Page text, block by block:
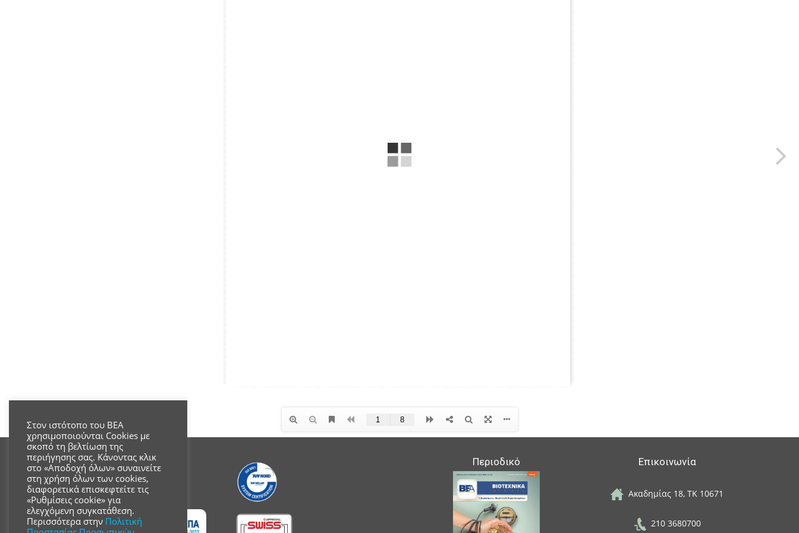
Περιοδικό Επικοινωνία
Ακαδημίας 18, ΤΚ 10671
210 3680700
Στον ιστότοπο του ΒΕΑ
χρησιμοποιούνται Cookies με
σκοπό τη βελτίωση της
περιήγησης σας. Κάνοντας κλικ
στο «Αποδοχή όλων» συναινείτε
στη χρήση όλων των cookies,
διαφορετικά επισκεφτείτε τις
«Ρυθμίσεις cookie» για
ελεγχόμενη συγκατάθεση.
Περισσότερα στην Πολιτική